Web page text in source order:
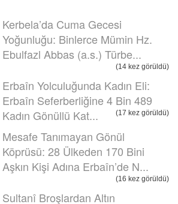
Kerbela’da Cuma Gecesi
Yoğunluğu: Binlerce Mümin Hz.
Ebulfazl Abbas (a.s.) Türbe...
(14 kez görüldü)
Erbaîn Yolculuğunda Kadın Eli:
Erbaîn Seferberliğine 4 Bin 489
Kadın Gönüllü Kat...
(17 kez görüldü)
Mesafe Tanımayan Gönül
Köprüsü: 28 Ülkeden 170 Bini
Aşkın Kişi Adına Erbaîn’de N...
(16 kez görüldü)
Sultanî Broşlardan Altın